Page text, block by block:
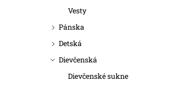
Vesty
Pánska
Detská
Dievčenská
Dievčenské sukne